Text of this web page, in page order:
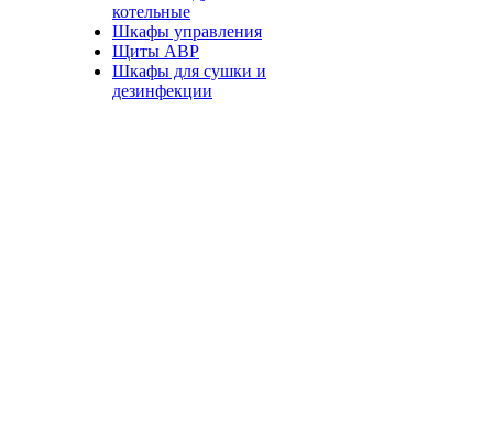
котельные
Шкафы управления
Щиты АВР
Шкафы для сушки и
дезинфекции